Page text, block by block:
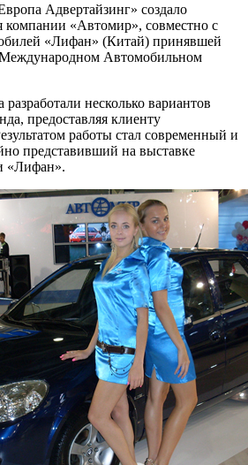
Адвертайзинг» создало
компании «Автомир», совместно с
«Лифан» (Китай) принявшей
Автомобильном
несколько вариантов
предоставляя клиенту
работы стал современный и
представивший на выставке
«Лифан».